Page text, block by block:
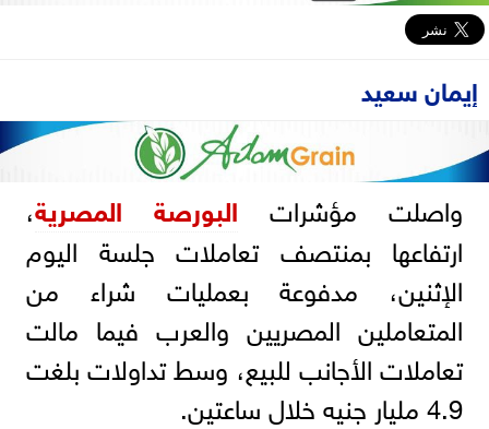
إيمان سعيد
واصلت مؤشرات البورصة المصرية،
ارتفاعها بمنتصف تعاملات جلسة اليوم
الإثنين، مدفوعة بعمليات شراء من
المتعاملين المصريين والعرب فيما مالت
تعاملات الأجانب للبيع، وسط تداولات بلغت
4.9 مليار جنيه خلال ساعتين.